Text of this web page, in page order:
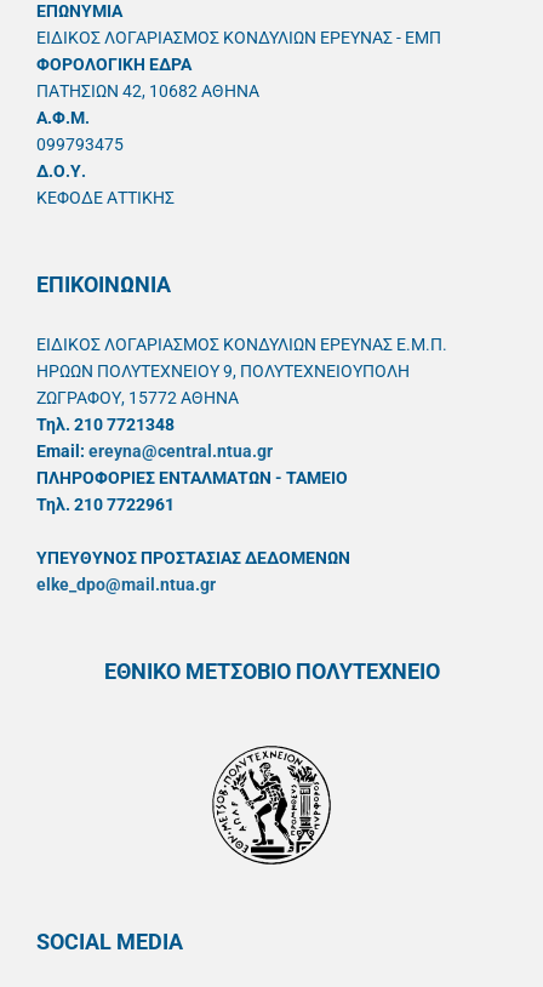
ΕΠΩΝΥΜΙΑ
ΕΙΔΙΚΟΣ ΛΟΓΑΡΙΑΣΜΟΣ ΚΟΝΔΥΛΙΩΝ ΕΡΕΥΝΑΣ - ΕΜΠ
ΦΟΡΟΛΟΓΙΚΗ ΕΔΡΑ
ΠΑΤΗΣΙΩΝ 42, 10682 ΑΘΗΝΑ
A.Φ.Μ.
099793475
Δ.Ο.Υ.
ΚΕΦΟΔΕ ΑΤΤΙΚΗΣ
ΕΠΙΚΟΙΝΩΝΙΑ
ΕΙΔΙΚΟΣ ΛΟΓΑΡΙΑΣΜΟΣ ΚΟΝΔΥΛΙΩΝ ΕΡΕΥΝΑΣ Ε.Μ.Π.
ΗΡΩΩΝ ΠΟΛΥΤΕΧΝΕΙΟΥ 9, ΠΟΛΥΤΕΧΝΕΙΟΥΠΟΛΗ
ΖΩΓΡΑΦΟΥ, 15772 ΑΘΗΝΑ
Τηλ. 210 7721348
Email: ereyna@central.ntua.gr
ΠΛΗΡΟΦΟΡΙΕΣ ΕΝΤΑΛΜΑΤΩΝ - ΤΑΜΕΙΟ
Τηλ. 210 7722961
ΥΠΕΥΘYΝΟΣ ΠΡΟΣΤΑΣΙΑΣ ΔΕΔΟΜΕΝΩΝ
elke_dpo@mail.ntua.gr
ΕΘΝΙΚΟ ΜΕΤΣΟΒΙΟ ΠΟΛΥΤΕΧΝΕΙΟ
SOCIAL MEDIA